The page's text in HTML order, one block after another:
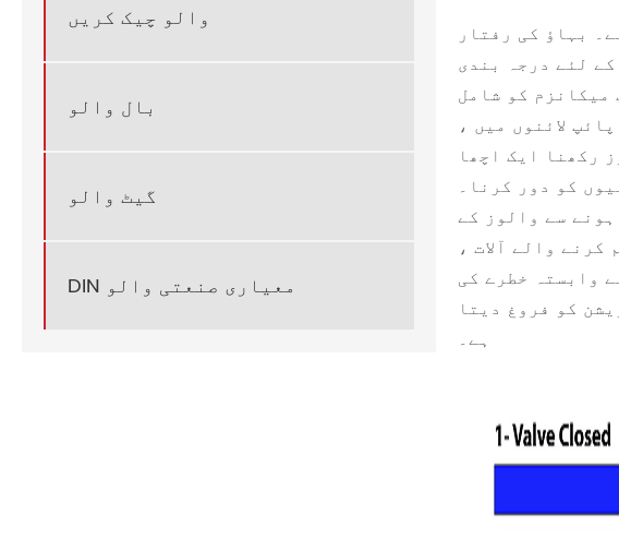
والو چیک کریں
بال والو
گیٹ والو
DIN معیاری صنعتی والو
بہاؤ کی رفتار
لئے درجہ بندی
میکانزم کو شامل
لائنوں میں ،
رکھنا ایک اچھا
کو دور کرنا۔
سے والوز کے
والے آلات ،
وابستہ خطرے کی
کو فروغ دیتا
ہے۔